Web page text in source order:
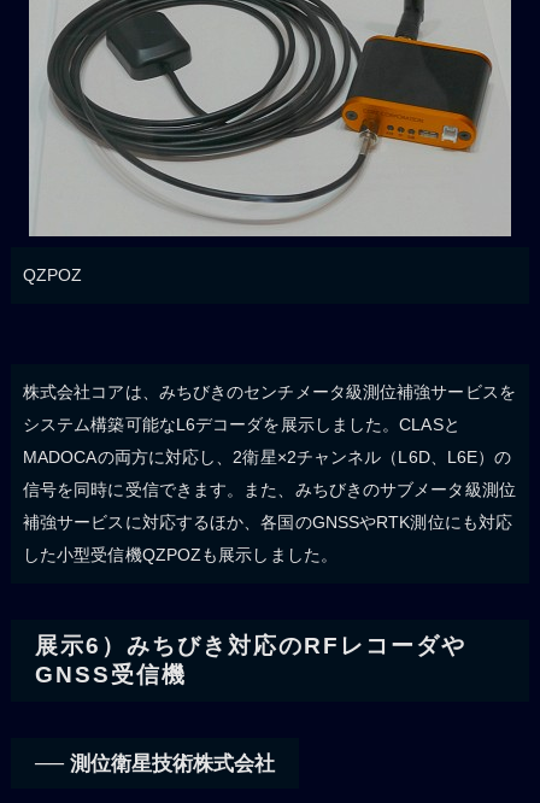
QZPOZ
株式会社コアは、みちびきのセンチメータ級測位補強サービスを
システム構築可能なL6デコーダを展示しました。CLASと
MADOCAの両方に対応し、2衛星×2チャンネル（L6D、L6E）の
信号を同時に受信できます。また、みちびきのサブメータ級測位
補強サービスに対応するほか、各国のGNSSやRTK測位にも対応
した小型受信機QZPOZも展示しました。
展示6）みちびき対応のRFレコーダや
GNSS受信機
── 測位衛星技術株式会社